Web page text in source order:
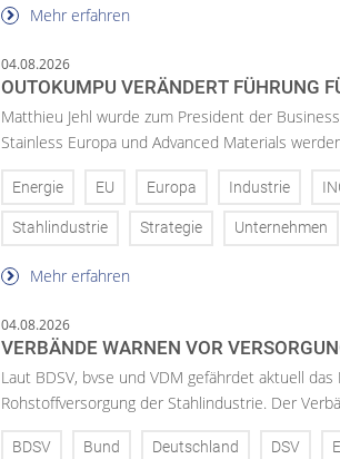
Mehr erfahren
04.08.2026
OUTOKUMPU VERÄNDERT FÜHRUNG
Matthieu Jehl wurde zum President der
Stainless Europa und Advanced Materials
Energie EU Europa Industrie
Stahlindustrie Strategie Unternehmen
Mehr erfahren
04.08.2026
VERBÄNDE WARNEN VOR
Laut BDSV, bvse und VDM gefährdet aktuell
Rohstoffversorgung der Stahlindustrie. Der
BDSV Bund Deutschland DSV